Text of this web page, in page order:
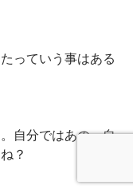
っていう事はある
自分ではあの、自
？